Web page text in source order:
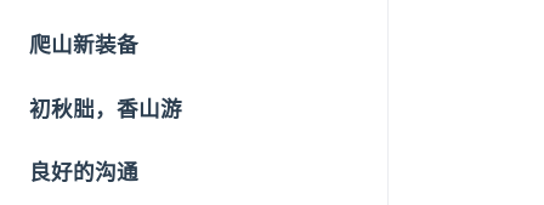
爬山新装备
初秋朏，香山游
良好的沟通